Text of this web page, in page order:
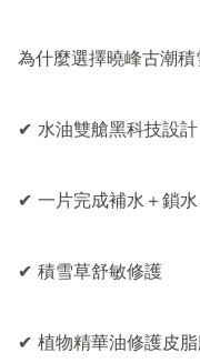
為什麼選擇曉峰古潮積
✔ 水油雙艙黑科技設計
✔ 一片完成補水＋鎖
✔ 積雪草舒敏修護
✔ 植物精華油修護皮脂